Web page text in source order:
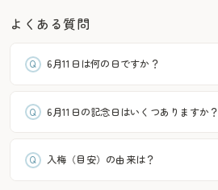
よくある質問
6月11日は何の日ですか？
6月11日の記念日はいくつありますか？
入梅（目安）の由来は？